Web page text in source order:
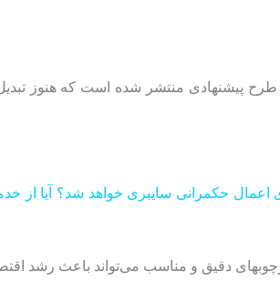
پیشنهادی منتشر شده است که هنوز تبدیل
اعمال حکمرانی سایبری خواهد شد؟ آیا
دقیق و مناسب می‌تواند باعث رشد